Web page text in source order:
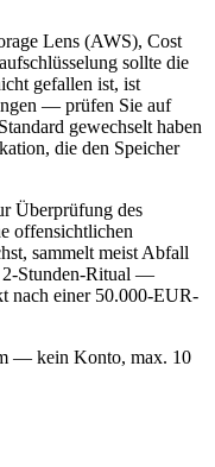
Lens (AWS), Cost
sollte die
gefallen ist, ist
— prüfen Sie auf
gewechselt haben
die den Speicher
Überprüfung des
offensichtlichen
sammelt meist Abfall
2-Stunden-Ritual —
nach einer 50.000-EUR-
— kein Konto, max. 10